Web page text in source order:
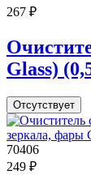
267 ₽
Glass)
Отсутствует
70406
249 ₽